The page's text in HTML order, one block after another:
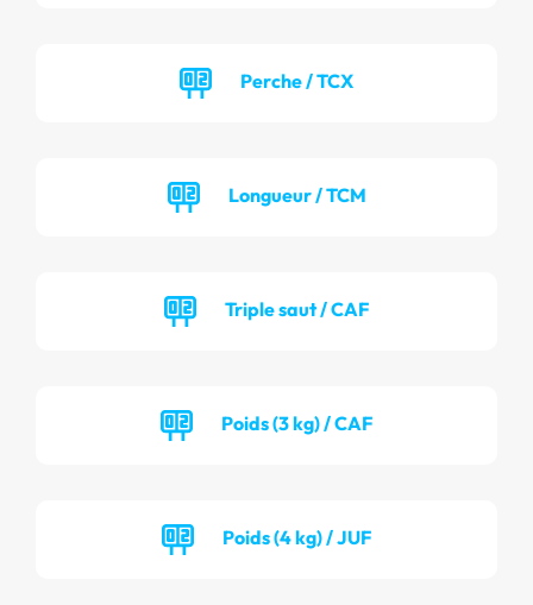
Perche / TCX
Longueur / TCM
Triple saut / CAF
Poids (3 kg) / CAF
Poids (4 kg) / JUF